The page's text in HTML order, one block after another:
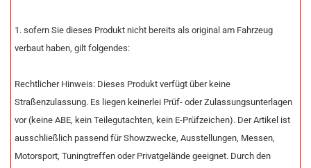
1. sofern Sie dieses Produkt nicht bereits als original am Fahrzeug
verbaut haben, gilt folgendes:
Rechtlicher Hinweis: Dieses Produkt verfügt über keine
Straßenzulassung. Es liegen keinerlei Prüf- oder Zulassungsunterlagen
vor (keine ABE, kein Teilegutachten, kein E-Prüfzeichen). Der Artikel ist
ausschließlich passend für Showzwecke, Ausstellungen, Messen,
Motorsport, Tuningtreffen oder Privatgelände geeignet. Durch den